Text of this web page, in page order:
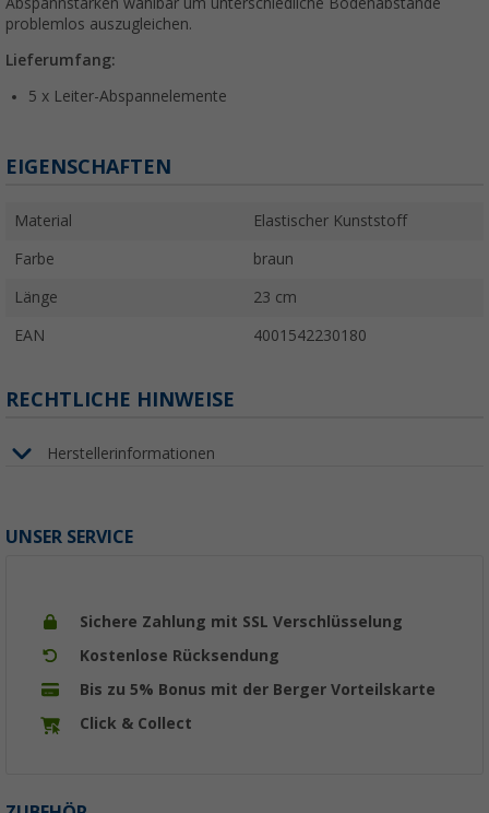
Abspannstärken wählbar um unterschiedliche Bodenabstände
problemlos auszugleichen.
Lieferumfang:
5 x Leiter-Abspannelemente
EIGENSCHAFTEN
Material Elastischer Kunststoff
Farbe braun
Länge 23 cm
EAN 4001542230180
RECHTLICHE HINWEISE
Herstellerinformationen
UNSER SERVICE
Sichere Zahlung mit SSL Verschlüsselung
Kostenlose Rücksendung
Bis zu 5% Bonus mit der Berger Vorteilskarte
Click & Collect